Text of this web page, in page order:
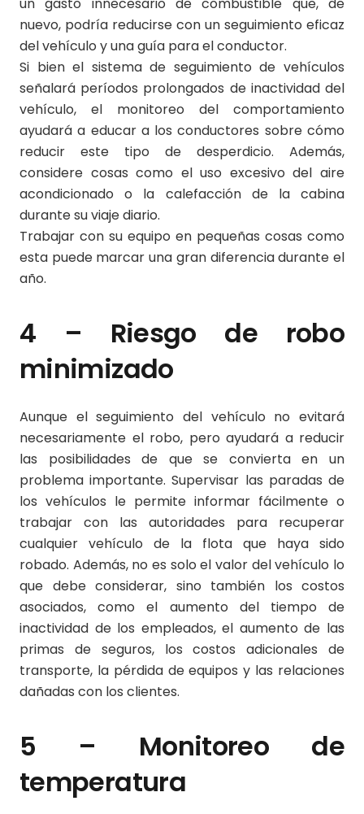
un gasto innecesario de combustible que, de
nuevo, podría reducirse con un seguimiento eficaz
del vehículo y una guía para el conductor.
Si bien el sistema de seguimiento de vehículos
señalará períodos prolongados de inactividad del
vehículo, el monitoreo del comportamiento
ayudará a educar a los conductores sobre cómo
reducir este tipo de desperdicio. Además,
considere cosas como el uso excesivo del aire
acondicionado o la calefacción de la cabina
durante su viaje diario.
Trabajar con su equipo en pequeñas cosas como
esta puede marcar una gran diferencia durante el
año.
4 – Riesgo de robo
minimizado
Aunque el seguimiento del vehículo no evitará
necesariamente el robo, pero ayudará a reducir
las posibilidades de que se convierta en un
problema importante. Supervisar las paradas de
los vehículos le permite informar fácilmente o
trabajar con las autoridades para recuperar
cualquier vehículo de la flota que haya sido
robado. Además, no es solo el valor del vehículo lo
que debe considerar, sino también los costos
asociados, como el aumento del tiempo de
inactividad de los empleados, el aumento de las
primas de seguros, los costos adicionales de
transporte, la pérdida de equipos y las relaciones
dañadas con los clientes.
5 – Monitoreo de
temperatura